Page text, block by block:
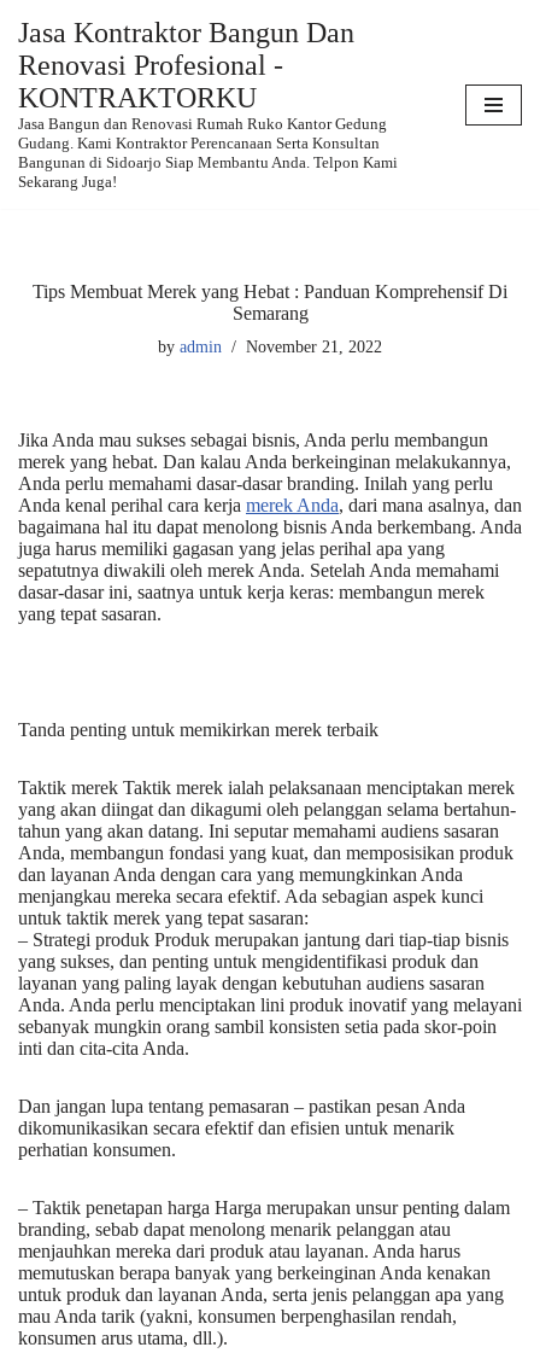
Skip
content
Jasa Kontraktor Bangun Dan
Renovasi Profesional -
KONTRAKTORKU
Jasa Bangun dan Renovasi Rumah Ruko Kantor Gedung
Gudang. Kami Kontraktor Perencanaan Serta Konsultan
Bangunan di Sidoarjo Siap Membantu Anda. Telpon Kami
Sekarang Juga!
Tips Membuat Merek yang Hebat : Panduan Komprehensif Di
Semarang
by admin November 21, 2022
Jika Anda mau sukses sebagai bisnis, Anda perlu membangun
merek yang hebat. Dan kalau Anda berkeinginan melakukannya,
Anda perlu memahami dasar-dasar branding. Inilah yang perlu
Anda kenal perihal cara kerja merek Anda, dari mana asalnya, dan
bagaimana hal itu dapat menolong bisnis Anda berkembang. Anda
juga harus memiliki gagasan yang jelas perihal apa yang
sepatutnya diwakili oleh merek Anda. Setelah Anda memahami
dasar-dasar ini, saatnya untuk kerja keras: membangun merek
yang tepat sasaran.
Tanda penting untuk memikirkan merek terbaik
Taktik merek Taktik merek ialah pelaksanaan menciptakan merek
yang akan diingat dan dikagumi oleh pelanggan selama bertahun-
tahun yang akan datang. Ini seputar memahami audiens sasaran
Anda, membangun fondasi yang kuat, dan memposisikan produk
dan layanan Anda dengan cara yang memungkinkan Anda
menjangkau mereka secara efektif. Ada sebagian aspek kunci
untuk taktik merek yang tepat sasaran:
– Strategi produk Produk merupakan jantung dari tiap-tiap bisnis
yang sukses, dan penting untuk mengidentifikasi produk dan
layanan yang paling layak dengan kebutuhan audiens sasaran
Anda. Anda perlu menciptakan lini produk inovatif yang melayani
sebanyak mungkin orang sambil konsisten setia pada skor-poin
inti dan cita-cita Anda.
Dan jangan lupa tentang pemasaran – pastikan pesan Anda
dikomunikasikan secara efektif dan efisien untuk menarik
perhatian konsumen.
– Taktik penetapan harga Harga merupakan unsur penting dalam
branding, sebab dapat menolong menarik pelanggan atau
menjauhkan mereka dari produk atau layanan. Anda harus
memutuskan berapa banyak yang berkeinginan Anda kenakan
untuk produk dan layanan Anda, serta jenis pelanggan apa yang
mau Anda tarik (yakni, konsumen berpenghasilan rendah,
konsumen arus utama, dll.).